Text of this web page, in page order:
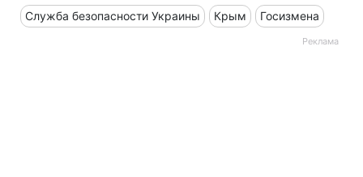
Служба безопасности Украины Крым Госизмена